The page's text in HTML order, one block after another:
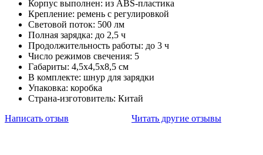
Корпус выполнен: из ABS-пластика
Крепление: ремень с регулировкой
Световой поток: 500 лм
Полная зарядка: до 2,5 ч
Продолжительность работы: до 3 ч
Число режимов свечения: 5
Габариты: 4,5x4,5x8,5 см
В комплекте: шнур для зарядки
Упаковка: коробка
Страна-изготовитель: Китай
Написать отзыв
Читать другие отзывы